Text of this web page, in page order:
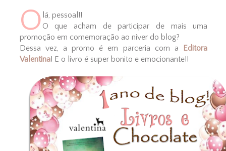
O lá, pessoal!!
O que acham de participar de mais uma
promoção em comemoração ao niver do blog?
Dessa vez, a promo é em parceria com a
Editora
Valentina! E o livro é super bonito e emocionante!!